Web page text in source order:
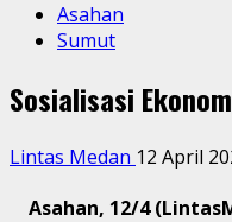
Asahan
Sumut
Sosialisasi
Lintas Medan 12 April
Asahan, 12/4